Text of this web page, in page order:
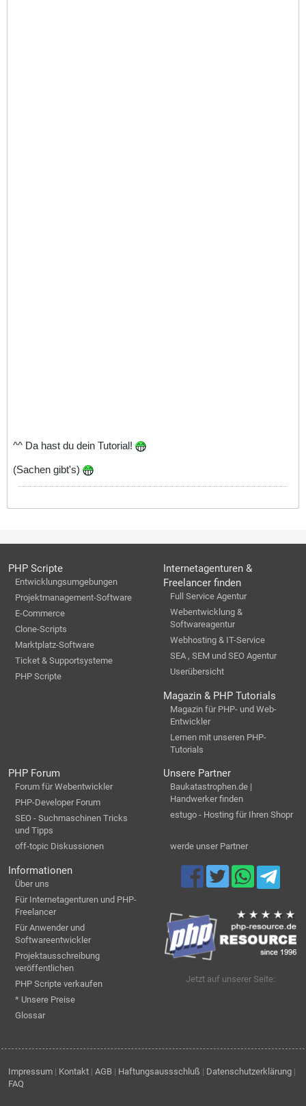
^^ Da hast du dein Tutorial!
(Sachen gibt's)
PHP Scripte
Entwicklungsumgebungen
Projektmanagement-Software
E-Commerce
Clone-Scripts
Marktplatz-Software
Ticket & Supportsysteme
PHP Scripte
Internetagenturen &
Freelancer finden
Full Service Agentur
Webentwicklung &
Softwareagentur
Webhosting & IT-Service
SEA , SEM und SEO Agentur
Userübersicht
Magazin & PHP Tutorials
Magazin für PHP- und Web-
Entwickler
Lernen mit unseren PHP-
Tutorials
PHP Forum
Forum für Webentwickler
PHP-Developer Forum
SEO - Suchmaschinen Tricks
und Tipps
off-topic Diskussionen
Unsere Partner
Baukatastrophen.de |
Handwerker finden
estugo - Hosting für Ihren Shopr
werde unser Partner
Informationen
Über uns
Für Internetagenturen und PHP-
Freelancer
Für Anwender und
Softwareentwickler
Projektausschreibung
veröffentlichen
PHP Scripte verkaufen
* Unsere Preise
Glossar
Jetzt auf unserer Seite:
Impressum | Kontakt | AGB | Haftungsaussschluß | Datenschutzerklärung |
FAQ